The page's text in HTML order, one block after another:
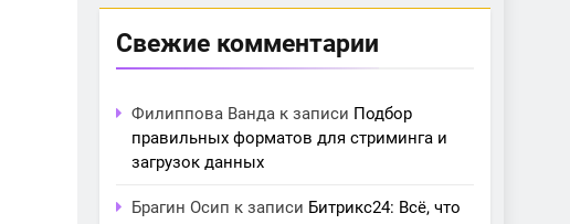
Свежие комментарии
Филиппова Ванда к записи Подбор
правильных форматов для стриминга и
загрузок данных
Брагин Осип к записи Битрикс24: Всё, что